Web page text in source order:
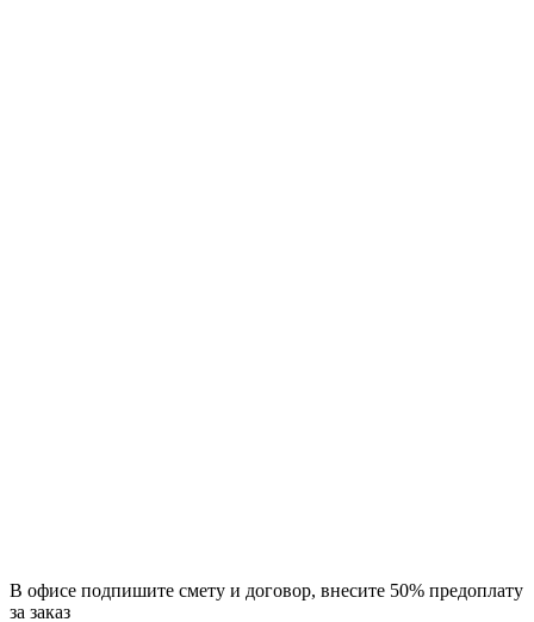
В офисе подпишите смету и договор, внесите 50% предоплату
за заказ